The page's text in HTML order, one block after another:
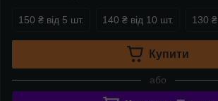
150 ₴ від 5 шт. 140 ₴ від 10 шт. 130 ₴
Купити
або